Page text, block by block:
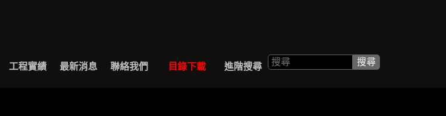
工程實績 最新消息 聯絡我們 目錄下載 進階搜尋